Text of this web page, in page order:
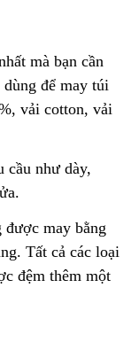
mà bạn cần
để may túi
vải cotton, vải
cầu như dày,
may bằng
Tất cả các loại
đệm thêm một